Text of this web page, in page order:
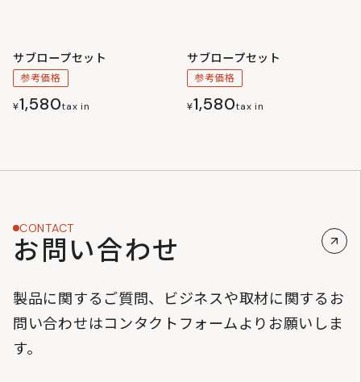
サブロープセット
参考価格
¥1,580tax in
サブロープセット
参考価格
¥1,580tax in
CONTACT
お問い合わせ
製品に関するご質問、ビジネスや取材に関するお
問い合わせはコンタクトフォームよりお願いしま
す。